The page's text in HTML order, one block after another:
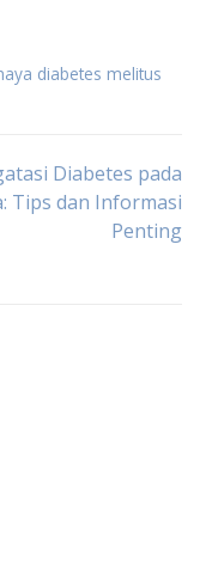
diabetes melitus
Diabetes pada
Tips dan Informasi
Penting